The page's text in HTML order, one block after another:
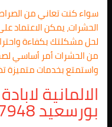
سواء كنت تعاني من
الحشرات، يمكن الاعتماد
لحل مشكلتك بكفاءة
من الحشرات أمر أساسي
واستمتع بخدمات متميزة
الالمانية
بورسعيد 01025257948